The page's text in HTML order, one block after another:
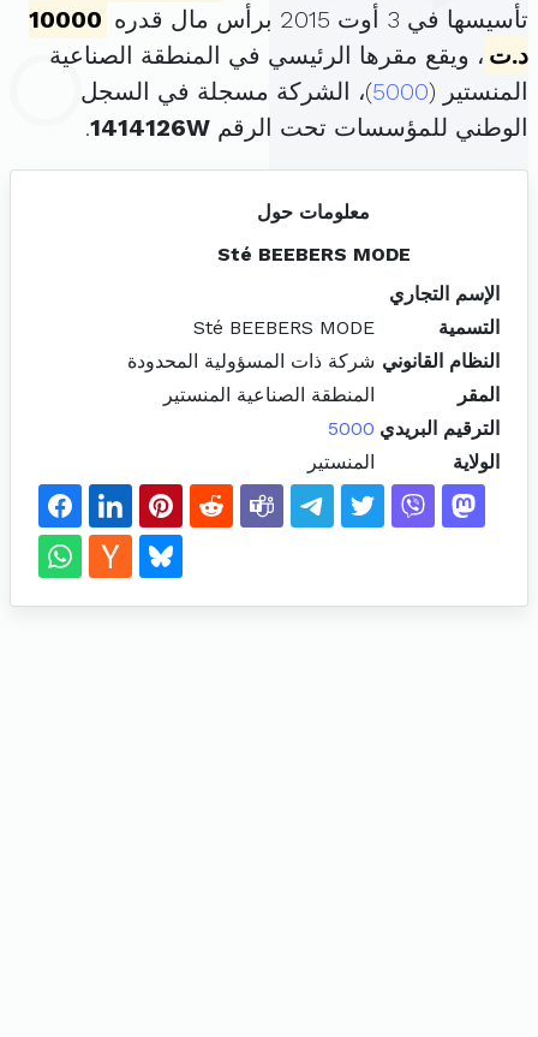
تأسيسها في 3 أوت 2015 برأس مال قدره
10000
د.ت ، ويقع مقرها الرئيسي في المنطقة الصناعية
المنستير (5000)، الشركة مسجلة في السجل
الوطني للمؤسسات تحت الرقم 1414126W
.
معلومات حول
Sté BEEBERS MODE
الإسم التجاري
التسمية
Sté BEEBERS MODE
النظام القانوني شركة ذات المسؤولية المحدودة
المقر
المنطقة الصناعية المنستير
الترقيم البريدي 5000
الولاية
المنستير